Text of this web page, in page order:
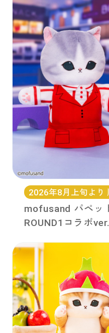
2026年8月上旬より
mofusand パペッ
ROUND1コラボ